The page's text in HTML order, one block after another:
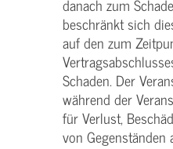
danach zum
beschränkt sich
auf den zum
Schaden. Der
während der
für Verlust,
von Gegenständen